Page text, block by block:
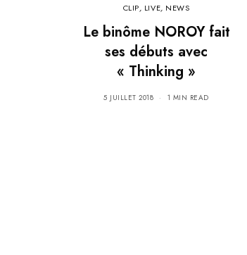
CLIP, LIVE, NEWS
Le binôme NOROY fait
ses débuts avec
« Thinking »
5 JUILLET 2018 1 MIN READ